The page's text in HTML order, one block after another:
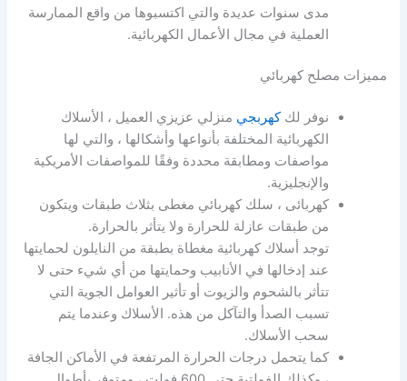
مدى سنوات عديدة والتي اكتسبوها من واقع الممارسة
العملية في مجال الأعمال الكهربائية.
مميزات مصلح كهربائي
نوفر لككهربجي منزلي عزيزي العميل ، الأسلاك
الكهربائية المختلفة بأنواعها وأشكالها ، والتي لها
مواصفات ومطابقة محددة وفقًا للمواصفات الأمريكية
والإنجليزية.
كهربائى ، سلك كهربائي مغطى بثلاث طبقات ويتكون
من طبقات عازلة للحرارة ولا يتأثر بالحرارة.
توجد أسلاك كهربائية مغطاة بطبقة من النايلون لحمايتها
عند إدخالها في الأنابيب وحمايتها من أي شيء حتى لا
تتأثر بالشحوم والزيوت أو تأثير العوامل الجوية التي
تسبب الصدأ والتآكل من هذه. الأسلاك وعندما يتم
سحب الأسلاك.
كما يتحمل درجات الحرارة المرتفعة في الأماكن الجافة